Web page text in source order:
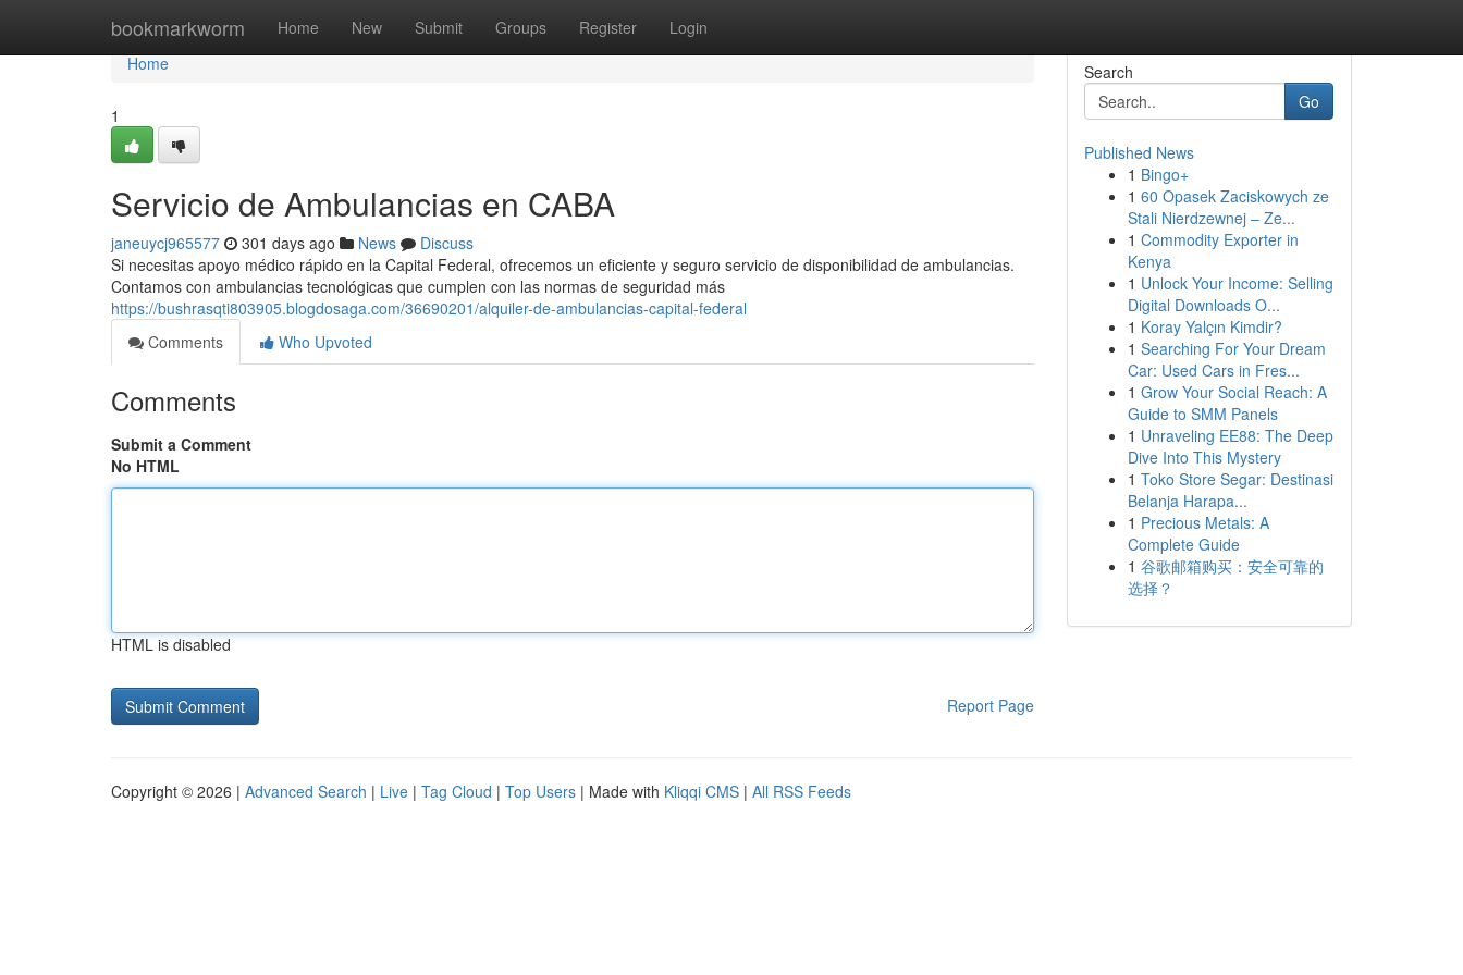
bookmarkworm Home New Submit Groups Register Login
Home
Home
1
Servicio de Ambulancias en CABA
janeuycj965577 301 days ago News
Discuss
Si necesitas apoyo médico rápido en la Capital Federal, ofrecemos un eficiente y seguro servicio de disponibilidad de ambulancias.
Contamos con ambulancias tecnológicas que cumplen con las normas de seguridad más
https://bushrasqti803905.blogdosaga.com/36690201/alquiler-de-ambulancias-capital-federal
Comments
Who Upvoted
Comments
Submit a Comment
No HTML
HTML is disabled
Report Page
Search
Go
Published News
1 Bingo+
1 60 Opasek Zaciskowych ze
Stali Nierdzewnej – Ze...
1 Commodity Exporter in
Kenya
1 Unlock Your Income: Selling
Digital Downloads O...
1 Koray Yalçın Kimdir?
1 Searching For Your Dream
Car: Used Cars in Fres...
1 Grow Your Social Reach: A
Guide to SMM Panels
1 Unraveling EE88: The Deep
Dive Into This Mystery
1 Toko Store Segar: Destinasi
Belanja Harapa...
1 Precious Metals: A
Complete Guide
1 谷歌邮箱购买：安全可靠的
选择？
Copyright © 2026 | Advanced Search | Live | Tag Cloud | Top Users | Made with Kliqqi CMS | All RSS Feeds